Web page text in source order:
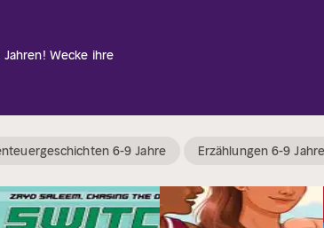
Wecke ihre
6-9 Jahre Erzählungen 6-9 Jahre